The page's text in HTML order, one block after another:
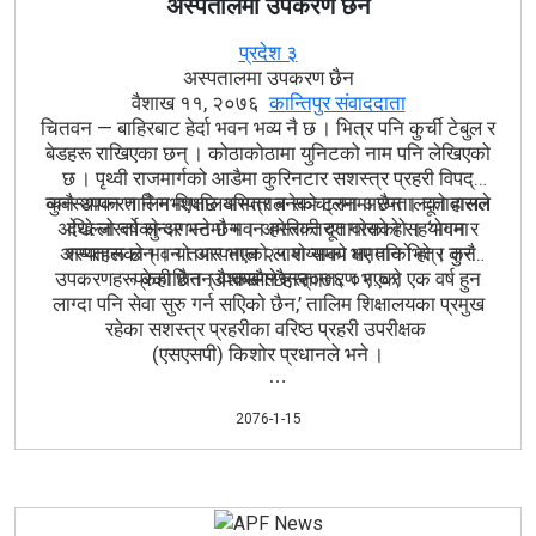
अस्पतालमा उपकरण छैन
प्रदेश ३
अस्पतालमा उपकरण छैन
वैशाख ११, २०७६कान्तिपुर संवाददाता
चितवन — बाहिरबाट हेर्दा भवन भव्य नै छ । भित्र पनि कुर्ची टेबुल र
बेडहरू राखिएका छन् । कोठाकोठामा युनिटको नाम पनि लेखिएको
छ । पृथ्वी राजमार्गको आडैमा कुरिनटार सशस्त्र प्रहरी विपद्
व्यवस्थापन तालिम शिक्षालयभित्र बनेको ट्रमा अस्पतालको हालत
देखे जस्तो सुन्दर भने छैन । अमेरिकी दूतावासको सहयोगमा
अस्पतालको भवन तयार भएको लामो समय भए पनि भित्र कुनै
उपकरण छैनन् ।
कुनै उपकरण नै नभएपछि अस्पताल सञ्चालनमा छैन । दूतावासले
अघिल्लो वर्षको अगस्टमा भवन हस्तान्तरण गरेको हो । ‘भवन र
शय्याहरू छन् । यो अस्पताल २५ शय्याको क्षमताको हो । तर
उपकरणहरू केही छैनन् । त्यसैले हस्तान्तरण भएको एक वर्ष हुन
लाग्दा पनि सेवा सुरु गर्न सएिको छैन,’ तालिम शिक्षालयका प्रमुख
रहेका सशस्त्र प्रहरीका वरिष्ठ प्रहरी उपरीक्षक
(एसएसपी) किशोर प्रधानले भने ।
सडक हो । दुर्घटनाका घाइतेलाई कम्तीमा एक घण्टा परको भरतपुर र
चार घण्टा टाढाको पोखरा वा काठमाडौं लगेर उपचार गर्नुपर्ने बाध्यता
छैन । चोट लागेको ठाउँबाट बगेको रगत नरोकिँदा घाइतेको ज्यानै
जाने गरेको दुःखद अवस्था पनि छ ।
प्रकाशित : वैशाख ११, २०७६ ०९:०९
2076-1-15